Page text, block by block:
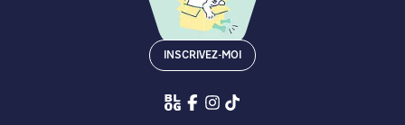
INSCRIVEZ-MOI